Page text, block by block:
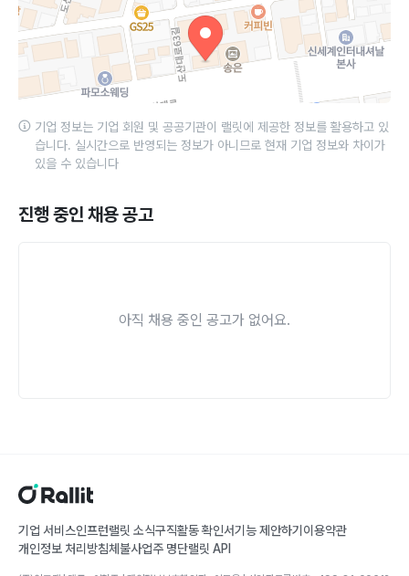
기업 정보는 기업 회원 및 공공기관이 랠릿에 제공한 정보를 활용하고 있
습니다. 실시간으로 반영되는 정보가 아니므로 현재 기업 정보와 차이가
있을 수 있습니다
진행 중인 채용 공고
아직 채용 중인 공고가 없어요.
기업 서비스인프런랠릿 소식구직활동 확인서기능 제안하기 이용약관
개인정보 처리방침체불사업주 명단랠릿 API